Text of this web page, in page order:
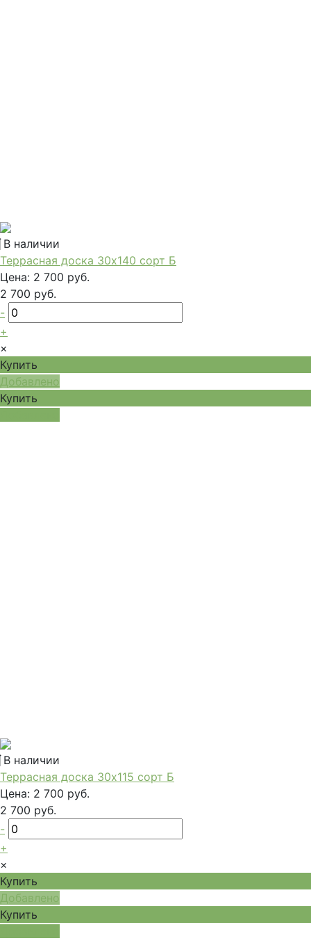
В наличии
Террасная доска 30x140 сорт Б
Цена: 2 700 руб.
2 700 руб.
-
+
×
Купить
Добавлено
Купить
В наличии
Террасная доска 30x115 сорт Б
Цена: 2 700 руб.
2 700 руб.
-
+
×
Купить
Добавлено
Купить